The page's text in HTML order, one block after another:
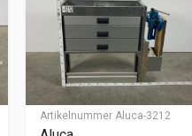
Artikelnummer Aluca-3212